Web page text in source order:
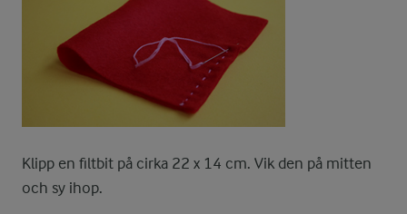
Klipp en filtbit på cirka 22 x 14 cm. Vik den på mitten
och sy ihop.